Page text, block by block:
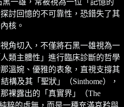
討回憶的不可靠性，恐錯失了其
核。
角切入，不僅將石黑一雄視為一
類主體性」進行臨床診斷的哲學
溫婉、優雅的表象，直視支撐其
構及其「聖狀」（Sinthome），
裸露出的「真實界」（The
粹的虛無，而是一種充滿哀矜與